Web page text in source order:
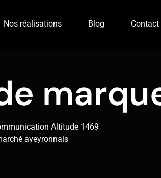
Nos réalisations Blog Contact
Altitude 1469
aveyronnais